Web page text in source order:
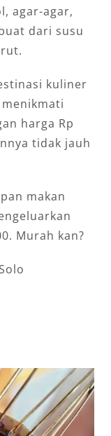
agar-agar,
dari susu
kuliner
harga Rp
tidak jauh
makan
Murah kan?